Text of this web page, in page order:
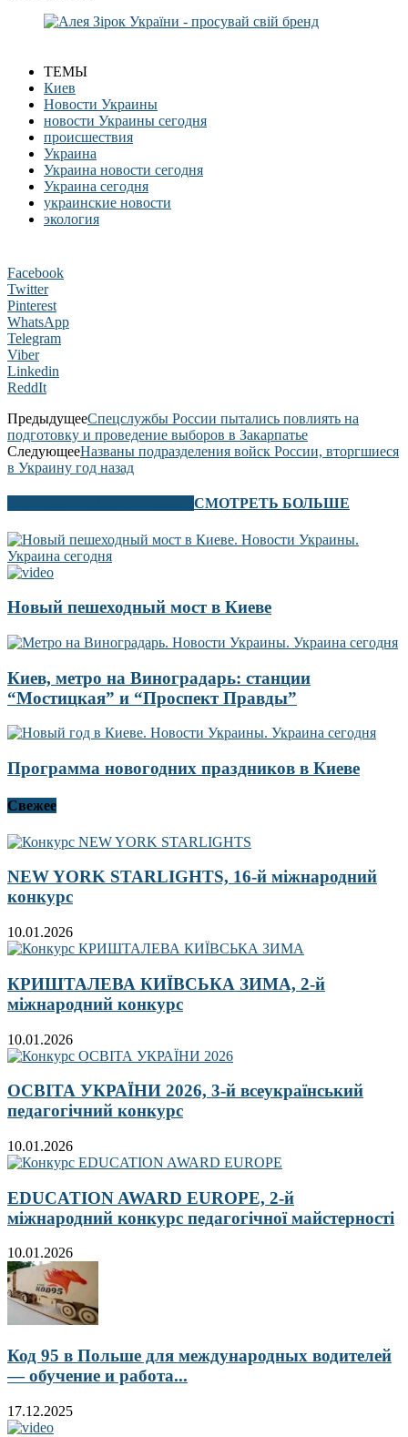
ТЕМЫ
Киев
Новости Украины
новости Украины сегодня
происшествия
Украина
Украина новости сегодня
Украина сегодня
украинские новости
экология
Facebook
Twitter
Pinterest
WhatsApp
Telegram
Viber
Linkedin
ReddIt
ПредыдущееСпецслужбы России пытались повлиять на
подготовку и проведение выборов в Закарпатье
СледующееНазваны подразделения войск России, вторгшиеся
в Украину год назад
СМОТРЕТЬ БОЛЬШЕ
Новый пешеходный мост в Киеве
Киев, метро на Виноградарь: станции
“Мостицкая” и “Проспект Правды”
Программа новогодних праздников в Киеве
Свежее
NEW YORK STARLIGHTS, 16-й міжнародний
конкурс
10.01.2026
КРИШТАЛЕВА КИЇВСЬКА ЗИМА, 2-й
міжнародний конкурс
10.01.2026
ОСВІТА УКРАЇНИ 2026, 3-й всеукраїнський
педагогічний конкурс
10.01.2026
EDUCATION AWARD EUROPE, 2-й
міжнародний конкурс педагогічної майстерності
10.01.2026
Код 95 в Польше для международных водителей
— обучение и работа...
17.12.2025